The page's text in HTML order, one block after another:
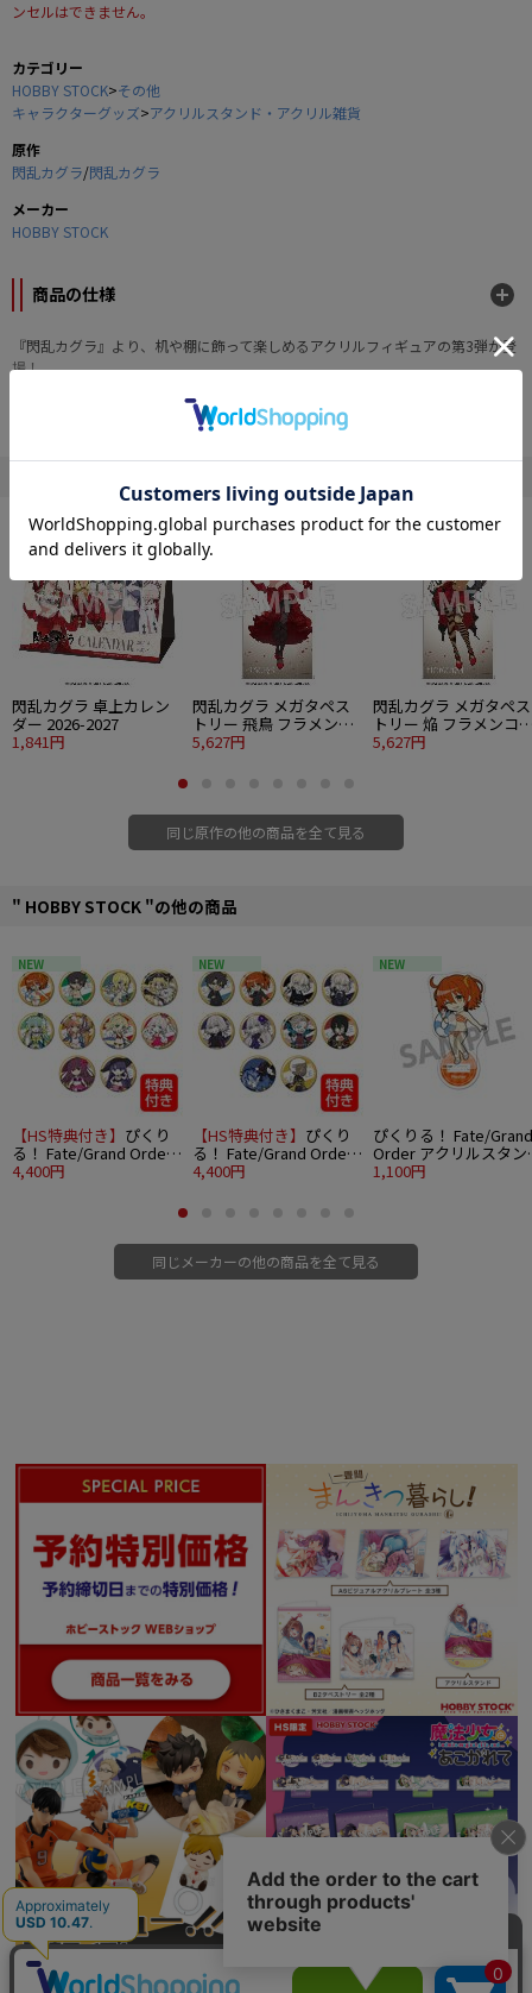
ンセルはできません。
カテゴリー
HOBBY STOCK>その他
キャラクターグッズ>アクリルスタンド・アクリル雑貨
原作
閃乱カグラ/閃乱カグラ
メーカー
HOBBY STOCK
商品の仕様
『閃乱カグラ』より、机や棚に飾って楽しめるアクリルフィギュアの第3弾が登
場！
※画像・イラスト等は実際の商品とは多少異なる場合がございます、予めご了
■素材：アクリル
■付属品：台座
©Marvelous Inc.
©HONEY PARADE GAMES Inc.
閃乱カグラ 卓上カレン
ダー 2026-2027
1,841円
閃乱カグラ メガタペス
トリー 飛鳥 フラメンコ
風水着
5,627円
閃乱カグラ メガタペス
トリー 焔 フラメンコ
水着
5,627円
同じ原作の他の商品を全て見る
" HOBBY STOCK "の他の商品
NEW
【HS特典付き】 ぴくり
る！ Fate/Grand Order
トレーディング缶バッジ
4,400円
NEW
【HS特典付き】 ぴくり
る！ Fate/Grand Order
トレーディング缶バッジ
4,400円
NEW
ぴくりる！ Fate/Grand
Order アクリルスタン
vol.7 マスター/主人公
1,100円
同じメーカーの他の商品を全て見る